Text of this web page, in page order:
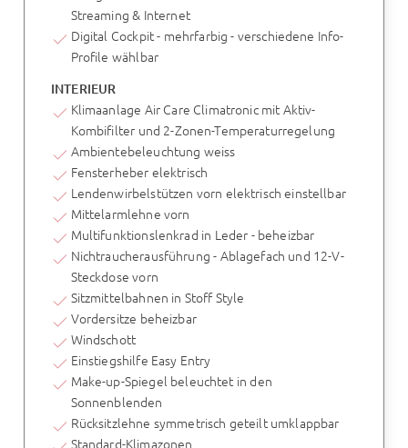
Streaming & Internet
Digital Cockpit - mehrfarbig - verschiedene Info-
Profile wählbar
INTERIEUR
Klimaanlage Air Care Climatronic mit Aktiv-
Kombifilter und 2-Zonen-Temperaturregelung
Ambientebeleuchtung weiss
Fensterheber elektrisch
Lendenwirbelstützen vorn elektrisch einstellbar
Mittelarmlehne vorn
Multifunktionslenkrad in Leder - beheizbar
Nichtraucherausführung - Ablagefach und 12-V-
Steckdose vorn
Sitzmittelbahnen in Stoff Style
Vordersitze beheizbar
Windschott
Einstiegshilfe Easy Entry
Make-up-Spiegel beleuchtet in den
Sonnenblenden
Rücksitzlehne symmetrisch geteilt umklappbar
Standard-Klimazonen